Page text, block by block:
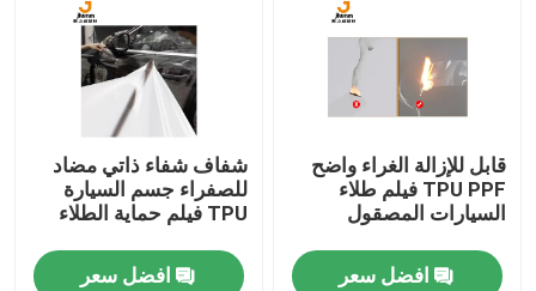
قابل للإزالة الغراء واضح
TPU PPF فيلم طلاء
السيارات المصقول
افضل سعر
شفاف شفاء ذاتي مضاد
للصفراء جسم السيارة
TPU فيلم حماية الطلاء
افضل سعر